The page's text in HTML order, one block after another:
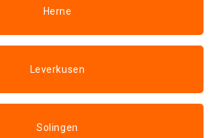
Herne
Leverkusen
Solingen